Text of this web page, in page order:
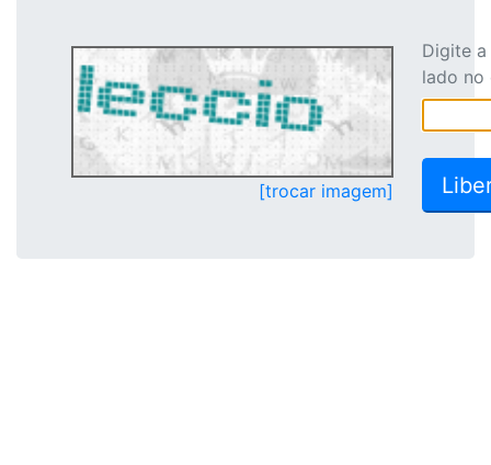
[trocar imagem]
Digite
lado no